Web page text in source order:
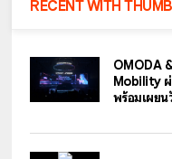
RECENT WITH
OMODA
Mobility ผ่
พร้อมเผย